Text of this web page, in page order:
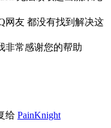
网友 都没有找到解决这
非常感谢您的帮助
给 PainKnight